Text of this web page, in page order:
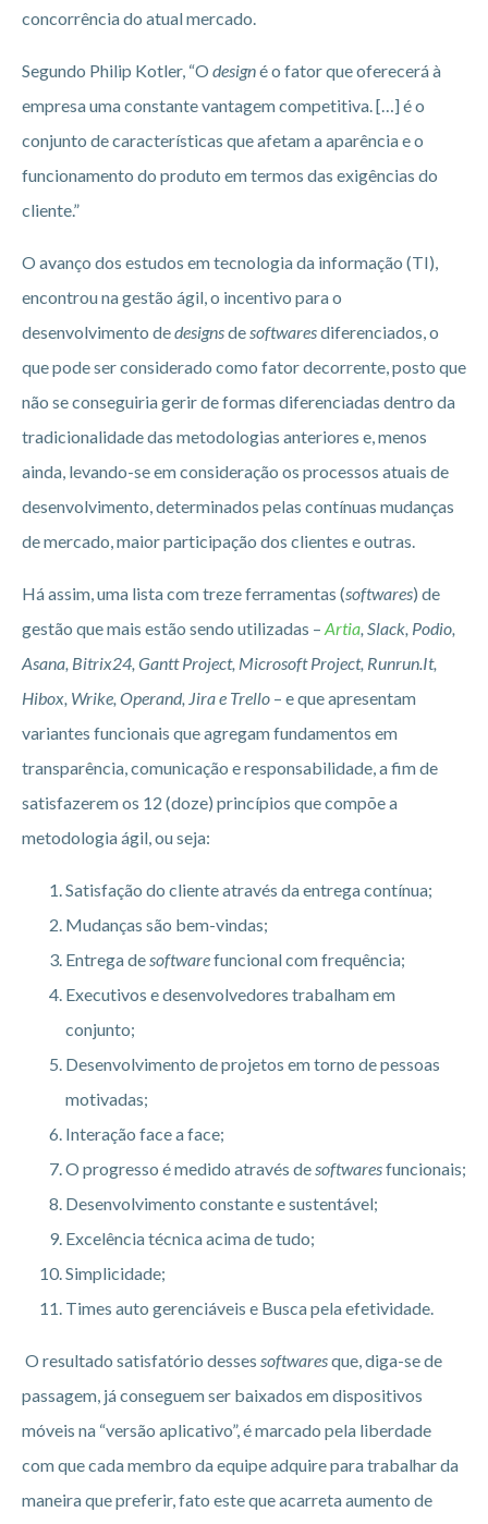
concorrência do atual mercado.
Segundo Philip Kotler, “O designé o fator que oferecerá à
empresa uma constante vantagem competitiva. […] é o
conjunto de características que afetam a aparência e o
funcionamento do produto em termos das exigências do
cliente.”
O avanço dos estudos em tecnologia da informação (TI),
encontrou na gestão ágil, o incentivo para o
desenvolvimento dedesignsdesoftwaresdiferenciados, o
que pode ser considerado como fator decorrente, posto que
não se conseguiria gerir de formas diferenciadas dentro da
tradicionalidade das metodologias anteriores e, menos
ainda, levando-se em consideração os processos atuais de
desenvolvimento, determinados pelas contínuas mudanças
de mercado, maior participação dos clientes e outras.
Há assim, uma lista com treze ferramentas (softwares) de
gestão que mais estão sendo utilizadas – Artia, Slack, Podio,
Asana, Bitrix24, Gantt Project, Microsoft Project, Runrun.It,
Hibox, Wrike, Operand, Jira e Trello – e que apresentam
variantes funcionais que agregam fundamentos em
transparência, comunicação e responsabilidade, a fim de
satisfazerem os 12 (doze) princípios que compõe a
metodologia ágil, ou seja:
Satisfação do cliente através da entrega contínua;
Mudanças são bem-vindas;
Entrega desoftwarefuncional com frequência;
Executivos e desenvolvedores trabalham em
conjunto;
Desenvolvimento de projetos em torno de pessoas
motivadas;
Interação face a face;
O progresso é medido através desoftwaresfuncionais;
Desenvolvimento constante e sustentável;
Excelência técnica acima de tudo;
Simplicidade;
Times auto gerenciáveis e Busca pela efetividade.
O resultado satisfatório desses softwaresque, diga-se de
passagem, já conseguem ser baixados em dispositivos
móveis na “versão aplicativo”, é marcado pela liberdade
com que cada membro da equipe adquire para trabalhar da
maneira que preferir, fato este que acarreta aumento de